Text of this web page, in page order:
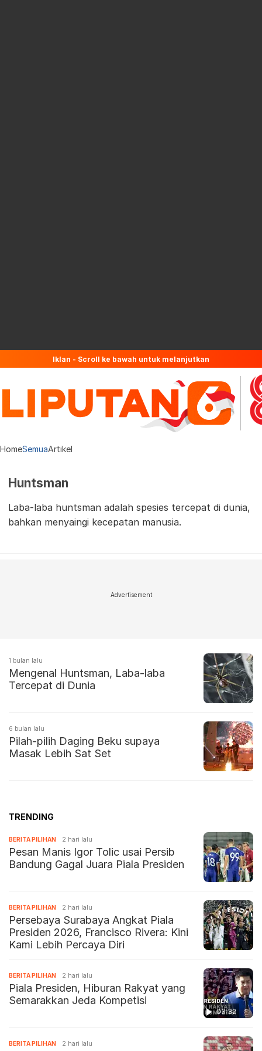
Iklan - Scroll ke bawah untuk melanjutkan
HomeSemuaArtikel
Huntsman
Laba-laba huntsman adalah spesies tercepat di dunia,
bahkan menyaingi kecepatan manusia.
Advertisement
1 bulan lalu
Mengenal Huntsman, Laba-laba
Tercepat di Dunia
6 bulan lalu
Pilah-pilih Daging Beku supaya
Masak Lebih Sat Set
TRENDING
BERITA PILIHAN 2 hari lalu
Pesan Manis Igor Tolic usai Persib
Bandung Gagal Juara Piala Presiden
BERITA PILIHAN 2 hari lalu
Persebaya Surabaya Angkat Piala
Presiden 2026, Francisco Rivera: Kini
Kami Lebih Percaya Diri
03:32
BERITA PILIHAN 2 hari lalu
Piala Presiden, Hiburan Rakyat yang
Semarakkan Jeda Kompetisi
BERITA PILIHAN 2 hari lalu